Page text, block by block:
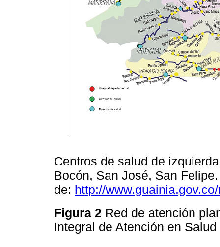
Centros de salud de
Bocón, San José, San
de: http://
Figura 2 Red de atención
Integral de Atención en Salud